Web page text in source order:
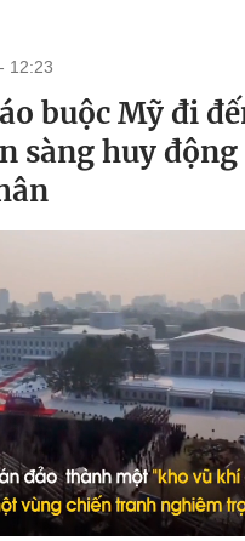
12:23
buộc Mỹ đi
sàng huy động